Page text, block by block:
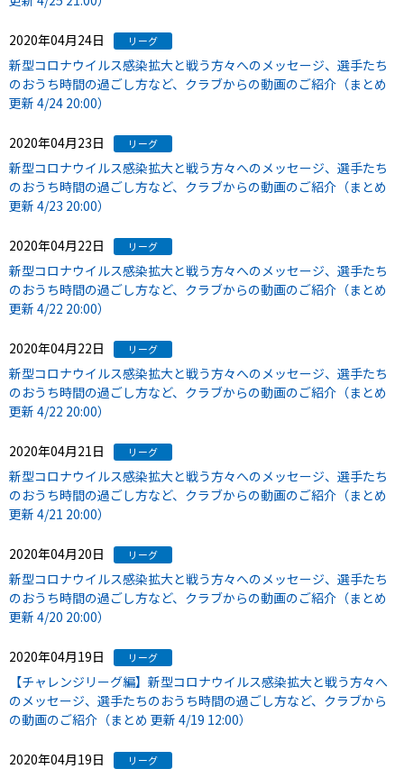
2020年04月24日 リーグ
新型コロナウイルス感染拡大と戦う方々へのメッセージ、選手たち
のおうち時間の過ごし方など、クラブからの動画のご紹介（まとめ
更新 4/24 20:00）
2020年04月23日 リーグ
新型コロナウイルス感染拡大と戦う方々へのメッセージ、選手たち
のおうち時間の過ごし方など、クラブからの動画のご紹介（まとめ
更新 4/23 20:00）
2020年04月22日 リーグ
新型コロナウイルス感染拡大と戦う方々へのメッセージ、選手たち
のおうち時間の過ごし方など、クラブからの動画のご紹介（まとめ
更新 4/22 20:00）
2020年04月22日 リーグ
新型コロナウイルス感染拡大と戦う方々へのメッセージ、選手たち
のおうち時間の過ごし方など、クラブからの動画のご紹介（まとめ
更新 4/22 20:00）
2020年04月21日 リーグ
新型コロナウイルス感染拡大と戦う方々へのメッセージ、選手たち
のおうち時間の過ごし方など、クラブからの動画のご紹介（まとめ
更新 4/21 20:00）
2020年04月20日 リーグ
新型コロナウイルス感染拡大と戦う方々へのメッセージ、選手たち
のおうち時間の過ごし方など、クラブからの動画のご紹介（まとめ
更新 4/20 20:00）
2020年04月19日 リーグ
【チャレンジリーグ編】新型コロナウイルス感染拡大と戦う方々へ
のメッセージ、選手たちのおうち時間の過ごし方など、クラブから
の動画のご紹介（まとめ 更新 4/19 12:00）
2020年04月19日 リーグ